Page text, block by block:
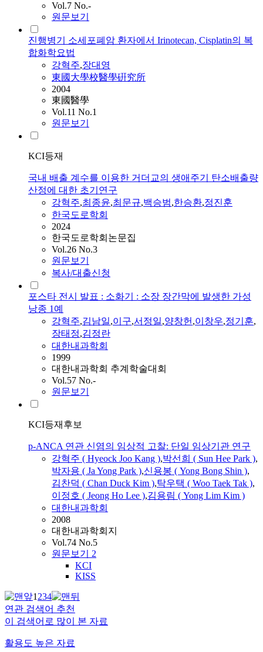
Vol.7 No.-
원문보기
진행병기 소세포폐암 환자에서 Irinotecan, Cisplatin의 복
합화학요법
강혁주,장대영
東國大學校醫學硏究所
2004
東國醫學
Vol.11 No.1
원문보기
KCI등재
국내 배출 계수를 이용한 거더교의 생애주기 탄소배출량
산정에 대한 초기연구
강혁주,최종윤,최문규,백승범,한승환,정진훈
한국도로학회
2024
한국도로학회논문집
Vol.26 No.3
원문보기
복사/대출신청
포스타 전시 발표 : 소화기 : 소장 장간막에 발생한 가성
낭종 1예
강혁주,김남일,이구,서정일,양창헌,이창우,정기훈,
장태정,김정란
대한내과학회
1999
대한내과학회 추계학술대회
Vol.57 No.-
원문보기
KCI등재후보
p-ANCA 연관 신염의 임상적 고찰: 단일 임상기관 연구
강혁주 ( Hyeock Joo Kang ),박선희 ( Sun Hee Park ),
박자용 ( Ja Yong Park ),신용봉 ( Yong Bong Shin ),
김찬덕 ( Chan Duck Kim ),탁우택 ( Woo Taek Tak ),
이정호 ( Jeong Ho Lee ),김용림 ( Yong Lim Kim )
대한내과학회
2008
대한내과학회지
Vol.74 No.5
원문보기 2
KCI
KISS
1234
연관 검색어 추천
이 검색어로 많이 본 자료
활용도 높은 자료